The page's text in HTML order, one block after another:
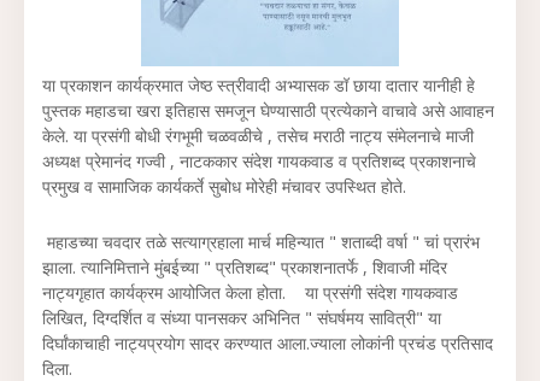
या प्रकाशन कार्यक्रमात जेष्ठ स्त्रीवादी अभ्यासक डॉ छाया दातार यानीही हे
पुस्तक महाडचा खरा इतिहास समजून घेण्यासाठी प्रत्येकाने वाचावे असे आवाहन
केले. या प्रसंगी बोधी रंगभूमी चळवळीचे , तसेच मराठी नाट्य संमेलनाचे माजी
अध्यक्ष प्रेमानंद गज्वी , नाटककार संदेश गायकवाड व प्रतिशब्द प्रकाशनाचे
प्रमुख व सामाजिक कार्यकर्ते सुबोध मोरेही मंचावर उपस्थित होते.
महाडच्या चवदार तळे सत्याग्रहाला मार्च महिन्यात " शताब्दी वर्षा " चां प्रारंभ
झाला. त्यानिमित्ताने मुंबईच्या " प्रतिशब्द" प्रकाशनातर्फे , शिवाजी मंदिर
नाट्यगृहात कार्यक्रम आयोजित केला होता. या प्रसंगी संदेश गायकवाड
लिखित, दिग्दर्शित व संध्या पानसकर अभिनित " संघर्षमय सावित्री" या
दिर्घांकाचाही नाट्यप्रयोग सादर करण्यात आला.ज्याला लोकांनी प्रचंड प्रतिसाद
दिला.